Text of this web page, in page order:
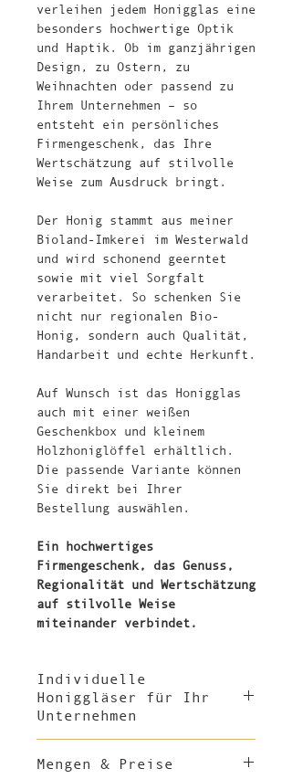
verleihen jedem Honigglas eine
besonders hochwertige Optik
und Haptik. Ob im ganzjährigen
Design, zu Ostern, zu
Weihnachten oder passend zu
Ihrem Unternehmen – so
entsteht ein persönliches
Firmengeschenk, das Ihre
Wertschätzung auf stilvolle
Weise zum Ausdruck bringt.
Der Honig stammt aus meiner
Bioland-Imkerei im Westerwald
und wird schonend geerntet
sowie mit viel Sorgfalt
verarbeitet. So schenken Sie
nicht nur regionalen Bio-
Honig, sondern auch Qualität,
Handarbeit und echte Herkunft.
Auf Wunsch ist das Honigglas
auch mit einer weißen
Geschenkbox und kleinem
Holzhoniglöffel erhältlich.
Die passende Variante können
Sie direkt bei Ihrer
Bestellung auswählen.
Ein hochwertiges
Firmengeschenk, das Genuss,
Regionalität und Wertschätzung
auf stilvolle Weise
miteinander verbindet.
Individuelle
Honiggläser für Ihr
Unternehmen
Wertschätzung – durch
Mengen & Preise